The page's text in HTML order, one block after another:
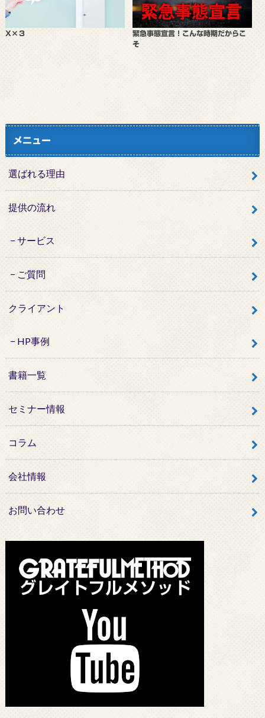
X×３
緊急事態宣言！こんな時期だからこ
そ
メニュー
選ばれる理由
提供の流れ
サービス
ご質問
クライアント
HP事例
書籍一覧
セミナー情報
コラム
会社情報
お問い合わせ